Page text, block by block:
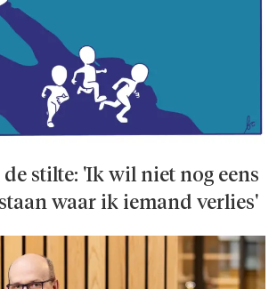
stilte: 'Ik wil niet nog eens
waar ik iemand verlies'